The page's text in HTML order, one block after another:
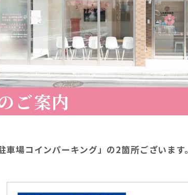
ご案内
場コインパーキング」の2箇所ございます。